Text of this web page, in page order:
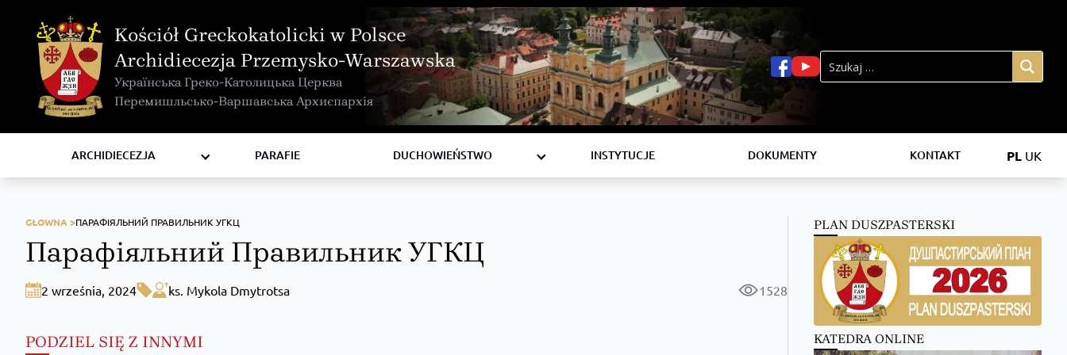
Kościół Greckokatolicki w Polsce
Archidiecezja Przemysko-Warszawska
Українська Греко-Католицька Церква
Перемишльсько-Варшавська Архиєпархія
ARCHIDIECEZJA
KURIA METROPOLITALNA
KAPITUŁA
KOMISJE I WYDZIAŁY
RADY
ZAKONY I ZGROMADZENIA
PARAFIE
DUCHOWIEŃSTWO
BISKUPI
KSIĘŻA
INSTYTUCJE
DOKUMENTY KONTAKT PL UK
GŁOWNA >ПАРАФІЯЛЬНИЙ ПРАВИЛЬНИК УГКЦ
Парафіяльний Правильник УГКЦ
2 września, 2024 ks. Mykola Dmytrotsa 1528
PODZIEL SIĘ Z INNYMI
PLAN DUSZPASTERSKI
KATEDRA ONLINE